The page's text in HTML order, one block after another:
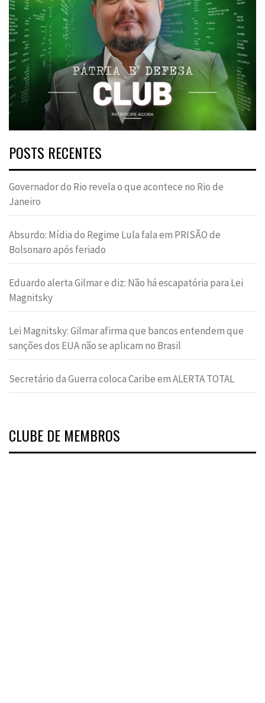
POSTS RECENTES
Governador do Rio revela o que acontece no Rio de
Janeiro
Absurdo: Mídia do Regime Lula fala em PRISÃO de
Bolsonaro após feriado
Eduardo alerta Gilmar e diz: Não há escapatória para Lei
Magnitsky
Lei Magnitsky: Gilmar afirma que bancos entendem que
sanções dos EUA não se aplicam no Brasil
Secretário da Guerra coloca Caribe em ALERTA TOTAL
CLUBE DE MEMBROS